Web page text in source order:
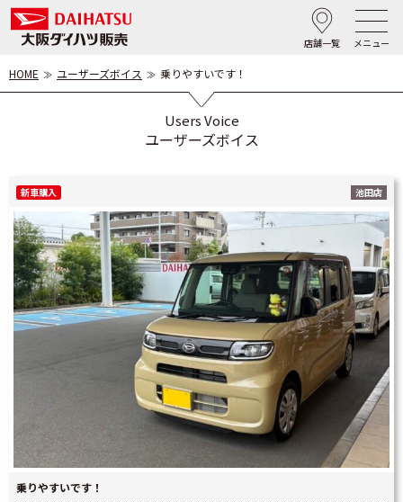
店舗一覧 メニュー
HOME ユーザーズボイス 乗りやすいです！
Users Voice
ユーザーズボイス
新車購入 池田店
乗りやすいです！